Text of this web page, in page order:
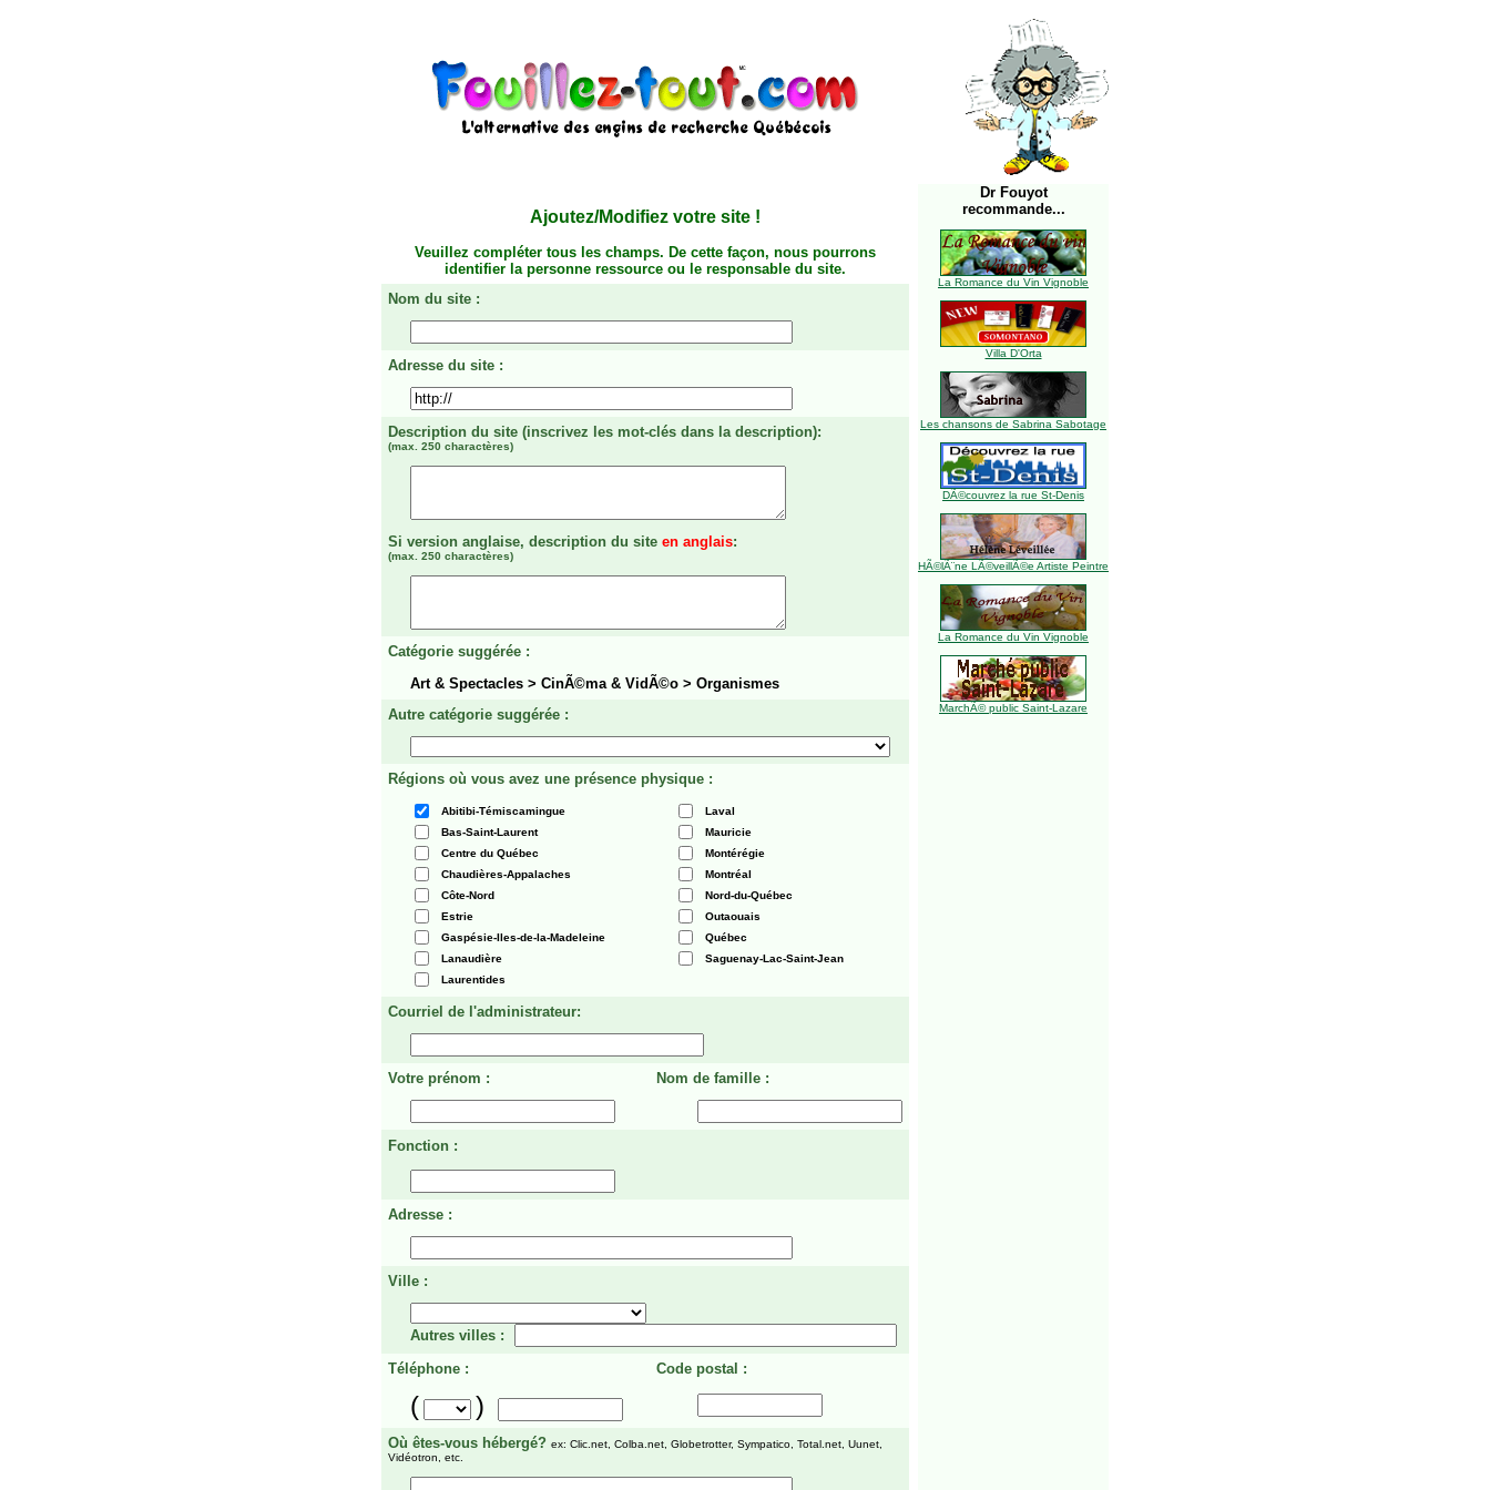
Ajoutez/Modifiez votre site !
Veuillez compléter tous les champs. De cette façon, nous pourrons
identifier la personne ressource ou le responsable du site.
Nom du site :
Adresse du site :
Description du site (inscrivez les mot-clés dans la description):
(max. 250 charactères)
Si version anglaise, description du site en anglais:
(max. 250 charactères)
Catégorie suggérée :
Art & Spectacles > CinÃ©ma & VidÃ©o > Organismes
Autre catégorie suggérée :
Régions où vous avez une présence physique :
Abitibi-Témiscamingue
Laval
Bas-Saint-Laurent
Mauricie
Centre du Québec
Montérégie
Chaudières-Appalaches
Montréal
Côte-Nord
Nord-du-Québec
Estrie
Outaouais
Gaspésie-Iles-de-la-Madeleine
Québec
Lanaudière
Saguenay-Lac-Saint-Jean
Laurentides
Courriel de l'administrateur:
Votre prénom : Nom de famille :
Fonction :
Adresse :
Ville :
Autres villes :
Téléphone :
Code postal :
( )
Où êtes-vous hébergé? ex: Clic.net, Colba.net, Globetrotter, Sympatico, Total.net, Uunet,
Vidéotron, etc.
Dr Fouyot
recommande...
La Romance du Vin Vignoble
Villa D'Orta
Les chansons de Sabrina Sabotage
DÃ©couvrez la rue St-Denis
HÃ©lÃ¨ne LÃ©veillÃ©e Artiste Peintre
La Romance du Vin Vignoble
MarchÃ© public Saint-Lazare